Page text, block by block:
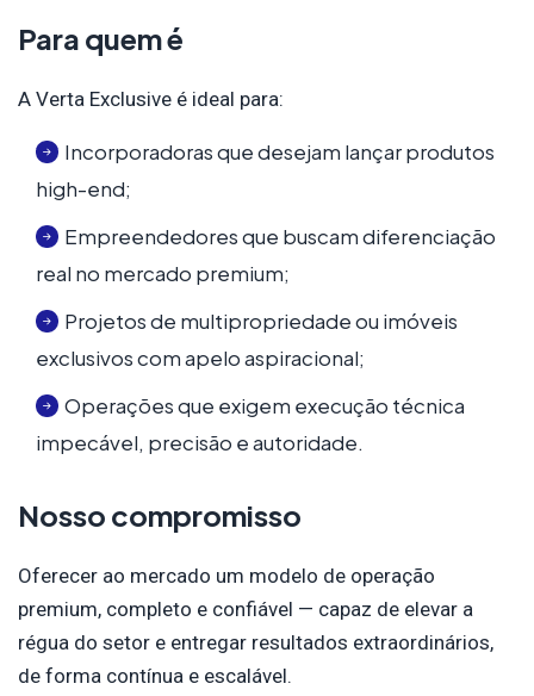
Para quem é
A Verta Exclusive é ideal para:
Incorporadoras que desejam lançar produtos
high-end;
Empreendedores que buscam diferenciação
real no mercado premium;
Projetos de multipropriedade ou imóveis
exclusivos com apelo aspiracional;
Operações que exigem execução técnica
impecável, precisão e autoridade.
Nosso compromisso
Oferecer ao mercado um modelo de operação
premium, completo e confiável — capaz de elevar a
régua do setor e entregar resultados extraordinários,
de forma contínua e escalável.